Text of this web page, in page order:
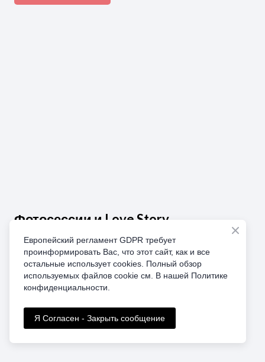
Фотосессии и Love Story
От 200 €
Фотоэксурсии, чтобы сохранить мгновения вашего
путешествия
Детальнее
Европейский регламент GDPR требует
проинформировать Вас, что этот сайт, как и все
остальные использует cookies. Полный обзор
используемых файлов cookie см. В нашей Политике
конфиденциальности.
Я Согласен - Закрыть сообщение